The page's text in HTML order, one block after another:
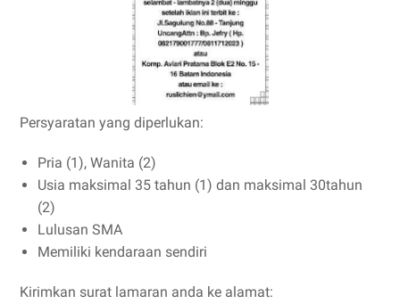
Persyaratan yang diperlukan:
Pria (1), Wanita (2)
Usia maksimal 35 tahun (1) dan maksimal 30tahun
(2)
Lulusan SMA
Memiliki kendaraan sendiri
Kirimkan surat lamaran anda ke alamat: